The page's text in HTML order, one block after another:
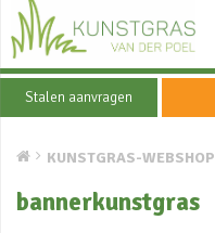
Stalen aanvragen
KUNSTGRAS-WEBSHOP
bannerkunstgras